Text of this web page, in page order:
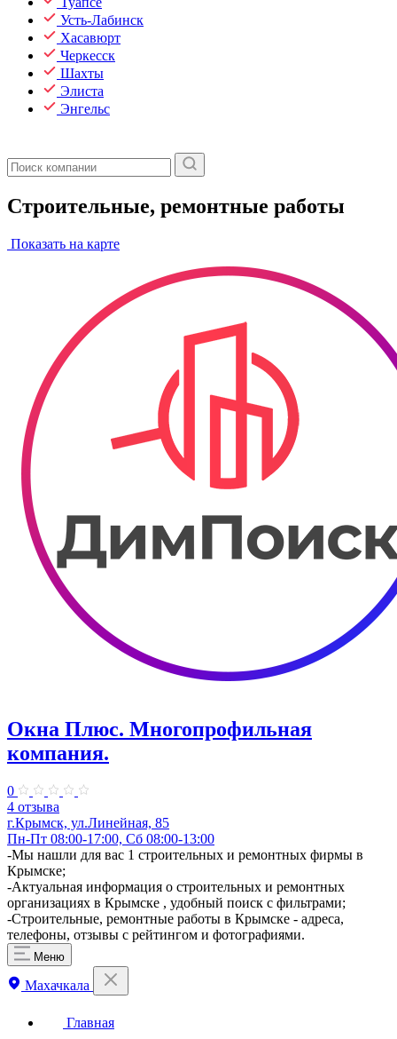
Усть-Лабинск
Хасавюрт
Черкесск
Шахты
Элиста
Энгельс
Строительные, ремонтные работы
Показать на карте
Окна Плюс. Многопрофильная
компания.
0
4 отзыва
г.Крымск, ул.Линейная, 85
Пн-Пт 08:00-17:00, Сб 08:00-13:00
-Мы нашли для вас 1 строительных и ремонтных фирмы в
Крымске;
-Актуальная информация о строительных и ремонтных
организациях в Крымске , удобный поиск с фильтрами;
-Строительные, ремонтные работы в Крымске - адреса,
телефоны, отзывы с рейтингом и фотографиями.
Меню
Махачкала
Главная